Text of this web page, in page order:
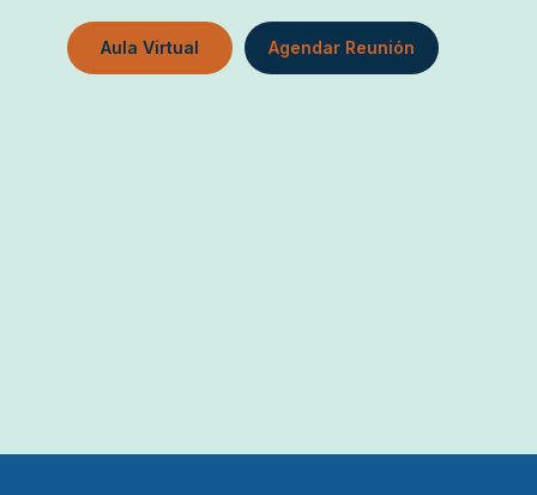
Aula Virtual Agendar Reunión